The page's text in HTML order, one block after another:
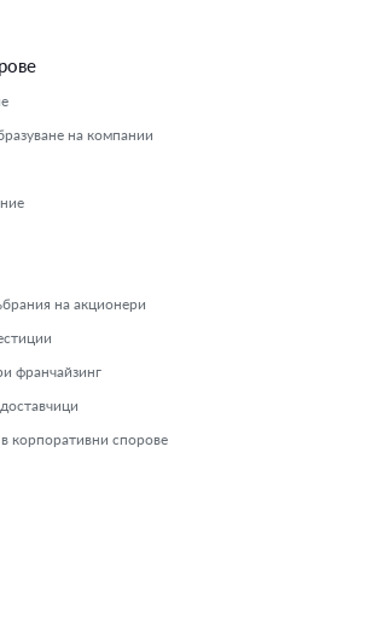
на компании
на акционери
франчайзинг
корпоративни спорове